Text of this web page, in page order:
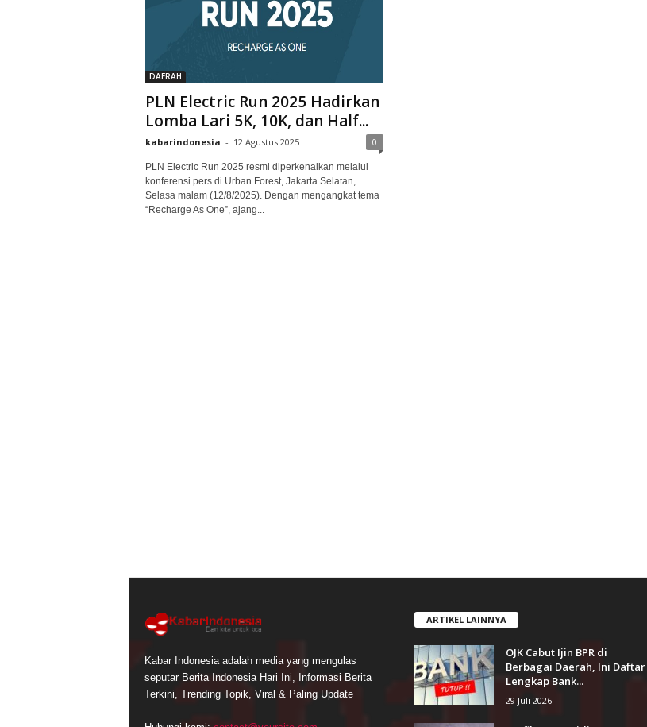
DAERAH
PLN Electric Run 2025 Hadirkan
Lomba Lari 5K, 10K, dan Half...
kabarindonesia - 12 Agustus 2025 0
PLN Electric Run 2025 resmi diperkenalkan melalui
konferensi pers di Urban Forest, Jakarta Selatan,
Selasa malam (12/8/2025). Dengan mengangkat tema
“Recharge As One”, ajang...
Kabar Indonesia adalah media yang mengulas
seputar Berita Indonesia Hari Ini, Informasi Berita
Terkini, Trending Topik, Viral & Paling Update
ARTIKEL LAINNYA
OJK Cabut Ijin BPR di
Berbagai Daerah, Ini Daftar
Lengkap Bank...
29 Juli 2026